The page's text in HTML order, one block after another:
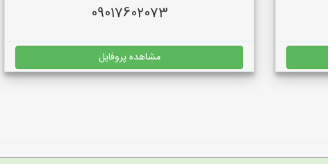
09017602073
مشاهده پروفایل